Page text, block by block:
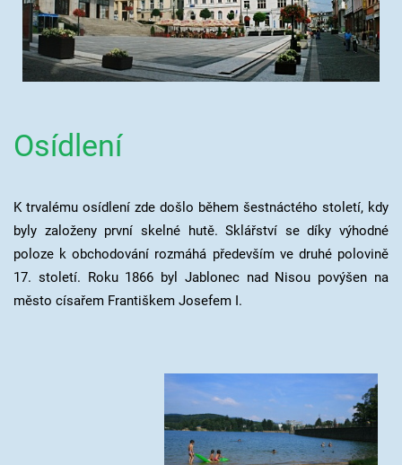
Osídlení
K trvalému osídlení zde došlo během šestnáctého století, kdy
byly založeny první skelné hutě. Sklářství se díky výhodné
poloze k obchodování rozmáhá především ve druhé polovině
17. století. Roku 1866 byl Jablonec nad Nisou povýšen na
město císařem Františkem Josefem I.